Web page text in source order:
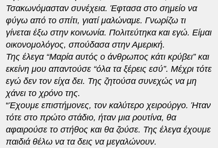
Τσακωνόμασταν συνέχεια. Έφτασα στο σημείο να
φύγω από το σπίτι, γιατί μαλώναμε. Γνωρίζω τι
γίνεται έξω στην κοινωνία. Πολιτεύτηκα και εγώ. Είμαι
οικονομολόγος, σπούδασα στην Αμερική.
Της έλεγα “Mαρία αυτός ο άνθρωπος κάτι κρύβει” και
εκείνη μου απαντούσε “όλα τα ξέρεις εσύ”. Μέχρι τότε
εγώ δεν τον είχα δει. Της ζητούσα συνεχώς να μη
χάνει το χρόνο της.
“Έχουμε επιστήμονες, τον καλύτερο χειρούργο. Ήταν
τότε στο πρώτο στάδιο, ήταν μια ρουτίνα, θα
αφαιρούσε το στήθος και θα ζούσε. Της έλεγα έχουμε
παιδιά θέλω να τα δεις να μεγαλώνουν.